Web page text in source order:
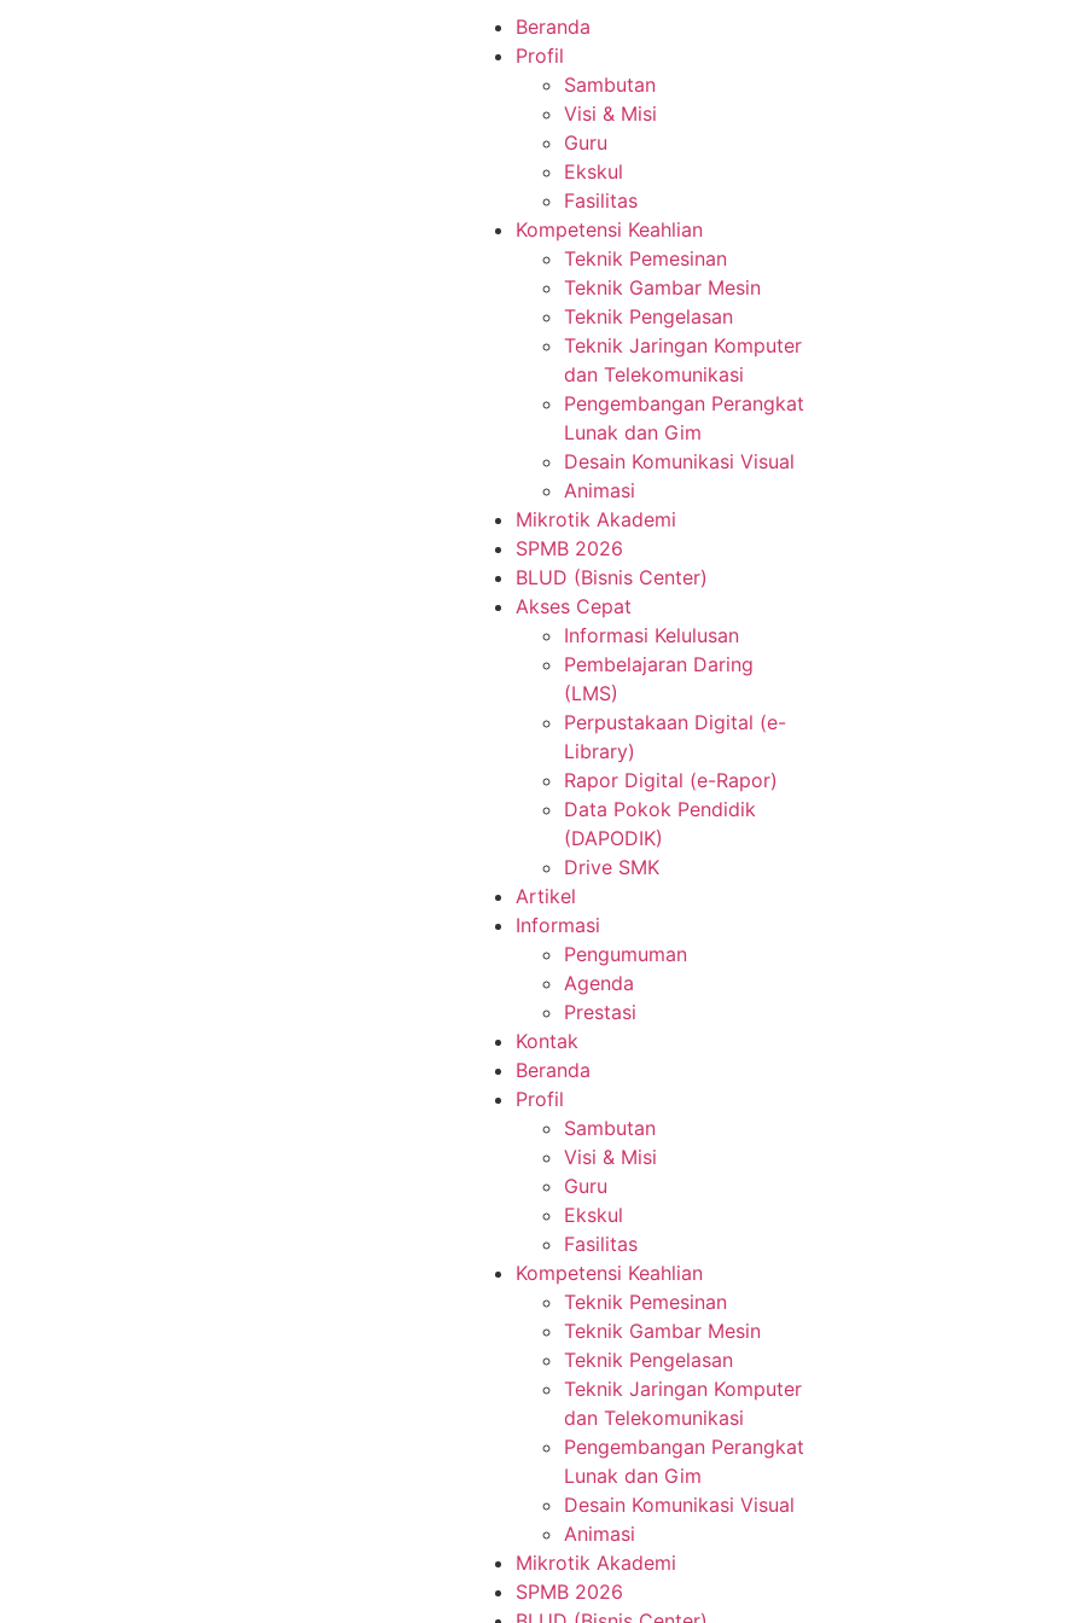
Beranda
Profil
Sambutan
Visi & Misi
Guru
Ekskul
Fasilitas
Kompetensi Keahlian
Teknik Pemesinan
Teknik Gambar Mesin
Teknik Pengelasan
Teknik Jaringan Komputer
dan Telekomunikasi
Pengembangan Perangkat
Lunak dan Gim
Desain Komunikasi Visual
Animasi
Mikrotik Akademi
SPMB 2026
BLUD (Bisnis Center)
Akses Cepat
Informasi Kelulusan
Pembelajaran Daring
(LMS)
Perpustakaan Digital (e-
Library)
Rapor Digital (e-Rapor)
Data Pokok Pendidik
(DAPODIK)
Drive SMK
Artikel
Informasi
Pengumuman
Agenda
Prestasi
Kontak
Beranda
Profil
Sambutan
Visi & Misi
Guru
Ekskul
Fasilitas
Kompetensi Keahlian
Teknik Pemesinan
Teknik Gambar Mesin
Teknik Pengelasan
Teknik Jaringan Komputer
dan Telekomunikasi
Pengembangan Perangkat
Lunak dan Gim
Desain Komunikasi Visual
Animasi
Mikrotik Akademi
SPMB 2026